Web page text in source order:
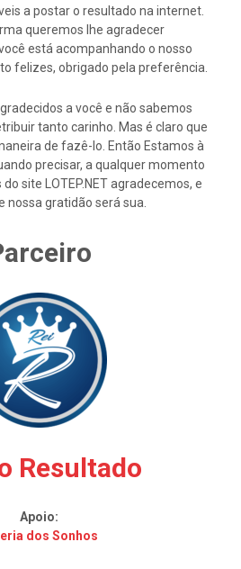
a postar o resultado na internet.
queremos lhe agradecer
está acompanhando o nosso
felizes, obrigado pela preferência.
a você e não sabemos
tanto carinho. Mas é claro que
de fazê-lo. Então Estamos à
precisar, a qualquer momento
site LOTEP.NET agradecemos, e
nossa gratidão será sua.
Resultado
Apoio:
dos Sonhos